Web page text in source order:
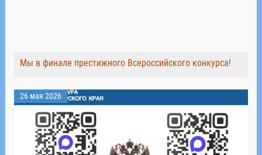
Мы в финале престижного Всероссийского конкурса!
26 мая 2026